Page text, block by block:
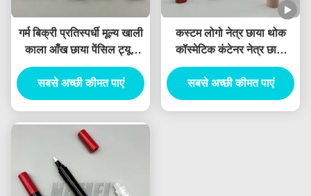
गर्म बिक्री प्रतिस्पर्धी मूल्य खाली
काला आँख छाया पेंसिल ट्यूब
आँख छाया छड़ी होंठ लाइनर
कंटेनर योजनाबद्ध मटर
सबसे अच्छी कीमत पाएं
कस्टम लोगो नेत्र छाया थोक
कॉस्मेटिक कंटेनर नेत्र छाया
पैकेजिंग हेयरलाइन पेन 2 में 1
डिजाइन
सबसे अच्छी कीमत पाएं